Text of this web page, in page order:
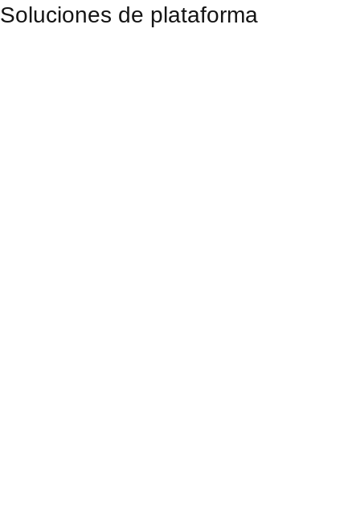
Soluciones de plataforma